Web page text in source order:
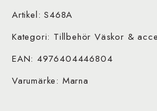
Artikel: S468A
Kategori: Tillbehör Väskor &
EAN: 4976404446804
Varumärke: Marna